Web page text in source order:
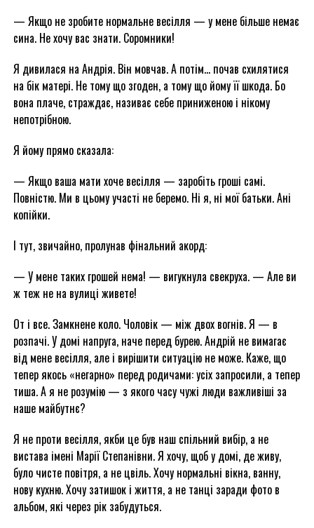
— Якщо не зробите нормальне весілля — у мене більше немає
сина. Не хочу вас знати. Соромники!
Я дивилася на Андрія. Він мовчав. А потім… почав схилятися
на бік матері. Не тому що згоден, а тому що йому її шкода. Бо
вона плаче, страждає, називає себе приниженою і нікому
непотрібною.
Я йому прямо сказала:
— Якщо ваша мати хоче весілля — заробіть гроші самі.
Повністю. Ми в цьому участі не беремо. Ні я, ні мої батьки. Ані
копійки.
І тут, звичайно, пролунав фінальний акорд:
— У мене таких грошей нема! — вигукнула свекруха. — Але ви
ж теж не на вулиці живете!
От і все. Замкнене коло. Чоловік — між двох вогнів. Я — в
розпачі. У домі напруга, наче перед бурею. Андрій не вимагає
від мене весілля, але і вирішити ситуацію не може. Каже, що
тепер якось «негарно» перед родичами: усіх запросили, а тепер
тиша. А я не розумію — з якого часу чужі люди важливіші за
наше майбутнє?
Я не проти весілля, якби це був наш спільний вибір, а не
вистава імені Марії Степанівни. Я хочу, щоб у домі, де живу,
було чисте повітря, а не цвіль. Хочу нормальні вікна, ванну,
нову кухню. Хочу затишок і життя, а не танці заради фото в
альбом, які через рік забудуться.